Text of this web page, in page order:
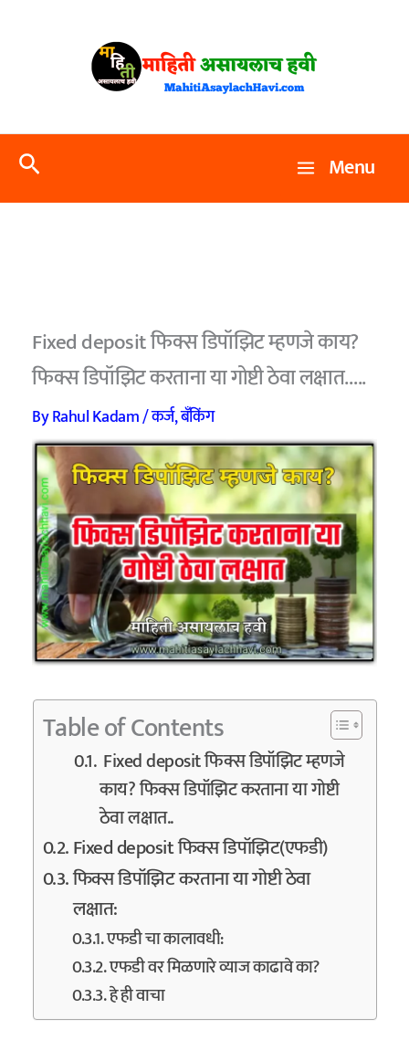
Search Menu
Fixed deposit फिक्स डिपॉझिट म्हणजे काय?
फिक्स डिपॉझिट करताना या गोष्टी ठेवा लक्षात…..
ByRahul Kadam/कर्ज,बँकिंग
Table of Contents
Fixed deposit फिक्स डिपॉझिट म्हणजे
काय? फिक्स डिपॉझिट करताना या गोष्टी
ठेवा लक्षात..
Fixed deposit फिक्स डिपॉझिट(एफडी)
फिक्स डिपॉझिट करताना या गोष्टी ठेवा
लक्षात:
एफडी चा कालावधी:
एफडी वर मिळणारे व्याज काढावे का?
हे ही वाचा